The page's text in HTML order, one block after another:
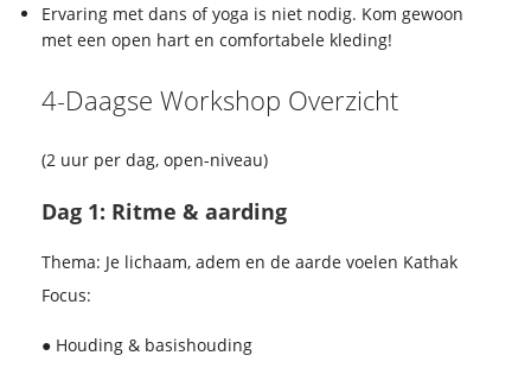
Ervaring met dans of yoga is niet nodig. Kom gewoon
met een open hart en comfortabele kleding!
4-Daagse Workshop Overzicht
(2 uur per dag, open-niveau)
Dag 1: Ritme & aarding
Thema: Je lichaam, adem en de aarde voelen Kathak
Focus:
● Houding & basishouding